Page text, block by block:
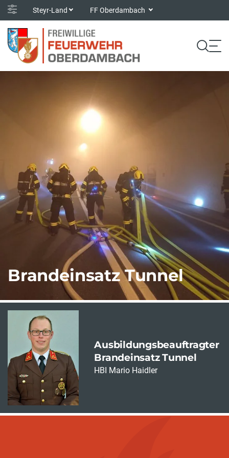
Steyr-Land FF Oberdambach
Brandeinsatz Tunnel
Ausbildungsbeauftragter
Brandeinsatz Tunnel
HBI Mario Haidler